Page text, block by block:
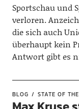
Sportschau und
verloren.
die sich auch
überhaupt kein
Antwort gibt es
BLOG STATE OF